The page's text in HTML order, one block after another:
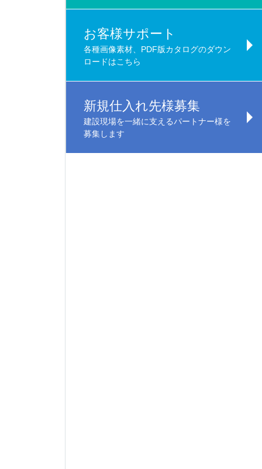
お客様サポート
各種画像素材、PDF版カタログのダウン
ロードはこちら
新規仕入れ先様募集
建設現場を一緒に支えるパートナー様を
募集します